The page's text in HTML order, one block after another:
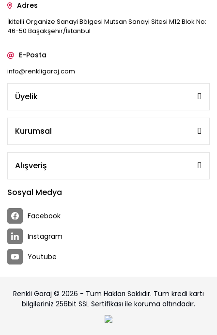
Adres
İkitelli Organize Sanayi Bölgesi Mutsan Sanayi Sitesi M12 Blok No:
46-50 Başakşehir/İstanbul
E-Posta
info@renkligaraj.com
Üyelik
Kurumsal
Alışveriş
Sosyal Medya
Facebook
Instagram
Youtube
Renkli Garaj © 2026 - Tüm Hakları Saklıdır. Tüm kredi kartı
bilgileriniz 256bit SSL Sertifikası ile koruma altındadır.